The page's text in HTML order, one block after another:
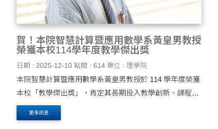
賀！本院智慧計算暨應用數學系黃皇男教授
榮獲本校114學年度教學傑出獎
日期 : 2025-12-10 點閱 : 614 單位 : 理學院
本院智慧計算暨應用數學系黃皇男教授於 114 學年度榮獲
本校「教學傑出獎」，肯定其長期投入教學創新、課程設
計與學生學習成效提升的卓越成果。 黃皇男教授致力於推
動以學生為中心的教學理念，近年來積極導入合作....
更多訊息